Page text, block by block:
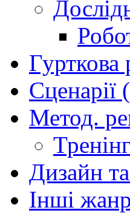
Гурткова
Сценарії
Метод.
Дизайн
Інші